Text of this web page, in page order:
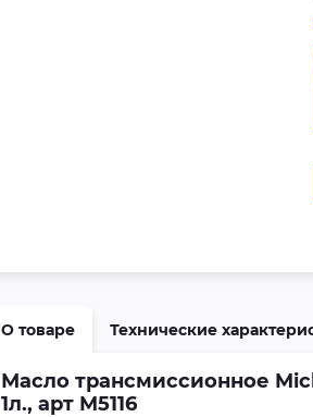
О товаре Технические
Масло трансмиссионное
1л., арт M5116